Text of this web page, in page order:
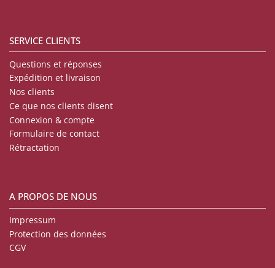
SERVICE CLIENTS
Questions et réponses
Expédition et livraison
Nos clients
Ce que nos clients disent
Connexion & compte
Formulaire de contact
Rétractation
A PROPOS DE NOUS
Impressum
Protection des données
CGV